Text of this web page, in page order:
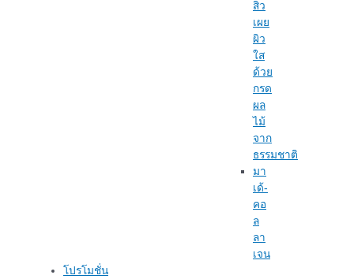
สิว
เผย
ผิว
ใส
ด้วย
กรด
ผล
ไม้
จาก
ธรรมชาติ
มา
เด้-
คอ
ล
ลา
เจน
โปรโมชั่น